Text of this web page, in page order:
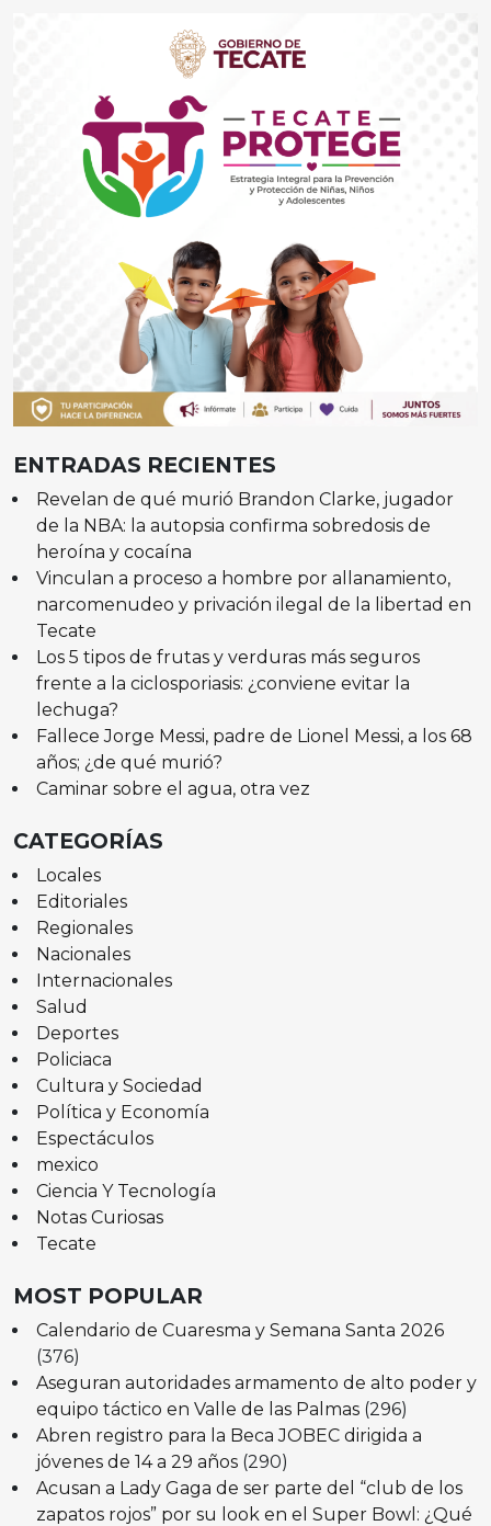
ENTRADAS RECIENTES
Revelan de qué murió Brandon Clarke, jugador
de la NBA: la autopsia confirma sobredosis de
heroína y cocaína
Vinculan a proceso a hombre por allanamiento,
narcomenudeo y privación ilegal de la libertad en
Tecate
Los 5 tipos de frutas y verduras más seguros
frente a la ciclosporiasis: ¿conviene evitar la
lechuga?
Fallece Jorge Messi, padre de Lionel Messi, a los 68
años; ¿de qué murió?
Caminar sobre el agua, otra vez
CATEGORÍAS
Locales
Editoriales
Regionales
Nacionales
Internacionales
Salud
Deportes
Policiaca
Cultura y Sociedad
Política y Economía
Espectáculos
mexico
Ciencia Y Tecnología
Notas Curiosas
Tecate
MOST POPULAR
Calendario de Cuaresma y Semana Santa 2026
(376)
Aseguran autoridades armamento de alto poder y
equipo táctico en Valle de las Palmas (296)
Abren registro para la Beca JOBEC dirigida a
jóvenes de 14 a 29 años (290)
Acusan a Lady Gaga de ser parte del “club de los
zapatos rojos” por su look en el Super Bowl: ¿Qué